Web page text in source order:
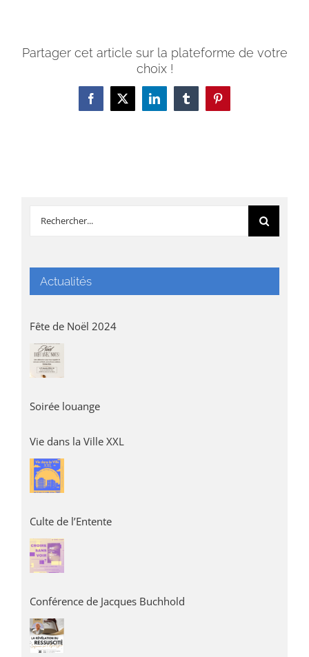
Partager cet article sur la plateforme de votre
choix !
Facebook
X LinkedInTumblrPinterest
Rechercher:
Actualités
Fête de Noël 2024
Soirée louange
Vie dans la Ville XXL
Culte de l’Entente
Conférence de Jacques Buchhold